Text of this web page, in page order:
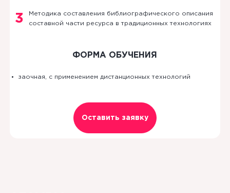
3
Методика составления библиографического описания
составной части ресурса в традиционных технологиях
ФОРМА ОБУЧЕНИЯ
заочная, с применением дистанционных технологий
Оставить заявку